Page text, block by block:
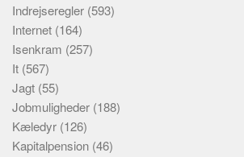
Indrejseregler (593)
Internet (164)
Isenkram (257)
It (567)
Jagt (55)
Jobmuligheder (188)
Kæledyr (126)
Kapitalpension (46)